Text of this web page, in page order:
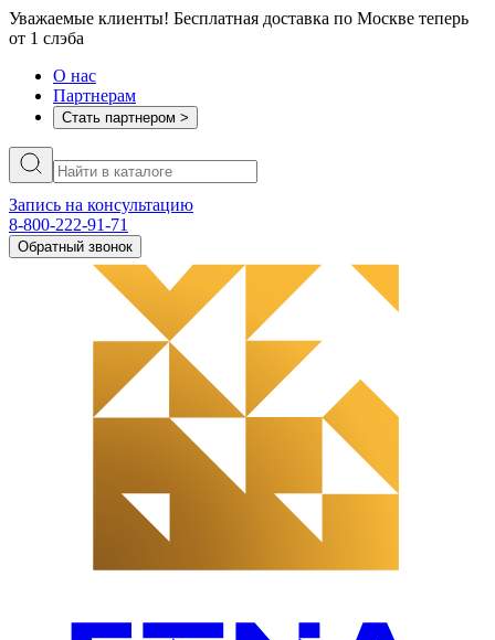
Уважаемые клиенты! Бесплатная доставка по Москве теперь
от 1 слэба
О нас
Партнерам
Стать партнером >
Запись на консультацию
8-800-222-91-71
Обратный звонок